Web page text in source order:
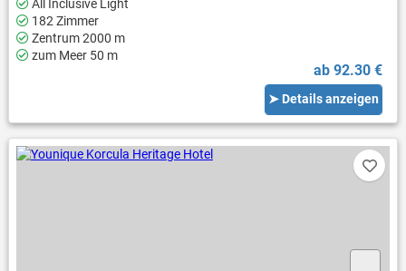
All Inclusive Light
182 Zimmer
Zentrum 2000 m
zum Meer 50 m
ab 92.30 €
➤ Details anzeigen